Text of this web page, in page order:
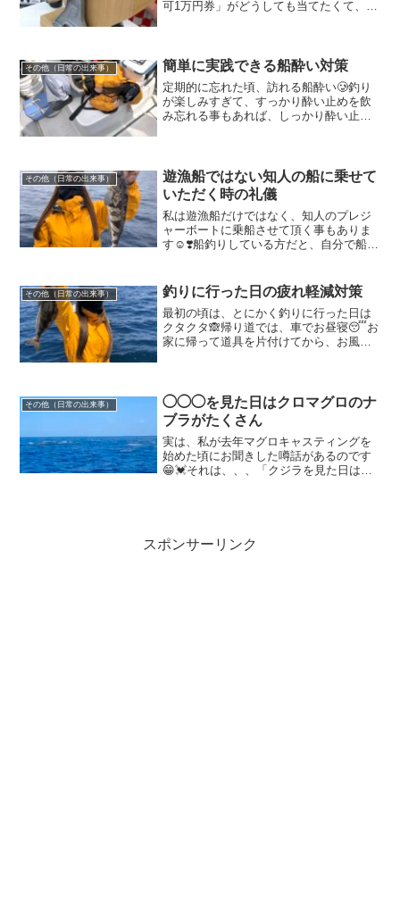
可1万円券」がどうしても当てたくて、ガ
きに行こうと決め...
その他（日常の出来事） 簡単に実践できる船酔い対策
定期的に忘れた頃、訪れる船酔い🥲釣り
が楽しみすぎて、すっかり酔い止めを飲
み忘れる事もあれば、しっかり酔い止め
ン💪このアネロンのおかげ...
その他（日常の出来事）
遊漁船ではない知人の船に乗せて
いただく時の礼儀
私は遊漁船だけではなく、知人のプレジ
ャーボートに乗船させて頂く事もありま
す☺️❣️船釣りしている方だと、自分で船を
ートか？レンタルボートか？ごくまれに
漁師さんの知り合いに...
その他（日常の出来事） 釣りに行った日の疲れ軽減対策
最初の頃は、とにかく釣りに行った日は
クタクタ🙈帰り道では、車でお昼寝😴お
家に帰って道具を片付けてから、お風呂
いぶコントロール出来るよ...
その他（日常の出来事）
◯◯◯を見た日はクロマグロのナ
ブラがたくさん
実は、私が去年マグロキャスティングを
始めた頃にお聞きした噂話があるのです
😁💓それは、、、「クジラを見た日はナ
スポンサーリンク